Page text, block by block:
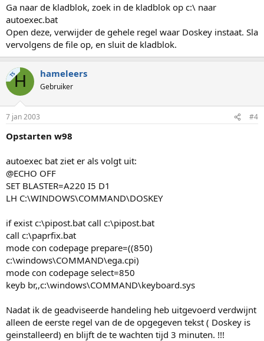
Ga naar de kladblok, zoek in de kladblok op c:\ naar
autoexec.bat
Open deze, verwijder de gehele regel waar Doskey instaat. Sla
vervolgens de file op, en sluit de kladblok.
TSH hameleers
Gebruiker
7 jan 2003 #4
Opstarten w98
autoexec bat ziet er als volgt uit:
@ECHO OFF
SET BLASTER=A220 I5 D1
LH C:\WINDOWS\COMMAND\DOSKEY
if exist c:\pipost.bat call c:\pipost.bat
call c:\paprfix.bat
mode con codepage prepare=((850)
c:\windows\COMMAND\ega.cpi)
mode con codepage select=850
keyb br,,c:\windows\COMMAND\keyboard.sys
Nadat ik de geadviseerde handeling heb uitgevoerd verdwijnt
alleen de eerste regel van de de opgegeven tekst ( Doskey is
geinstalleerd) en blijft de te wachten tijd 3 minuten. !!!